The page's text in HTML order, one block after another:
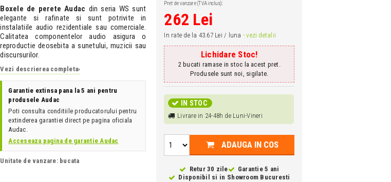
Boxele de perete Audac din seria WS sunt
elegante si rafinate si sunt potrivite in
instalatiile audio rezidentiale sau comerciale.
Calitatea componentelor audio asigura o
reproductie deosebita a sunetului, muzicii sau
discursurilor.
Vezi descrierea completa›
Garantie extinsa pana la 5 ani pentru
produsele Audac
Poti consulta conditiile producatorului pentru
extinderea garantiei direct pe pagina oficiala
Audac.
Acceseaza pagina de garantie Audac
Unitate de vanzare: bucata
Pret de vanzare (TVA inclus):
262 Lei
In rate de la 43.67 Lei / luna - vezi detalii
Lichidare Stoc!
2 bucati ramase in stoc la acest pret.
Produsele sunt noi, sigilate.
IN STOC
Livrare in 24-48h de Luni-Vineri
ADAUGA IN COS
Retur 30 zile
Garantie 5 ani
Disponibil si in Showroom Bucuresti